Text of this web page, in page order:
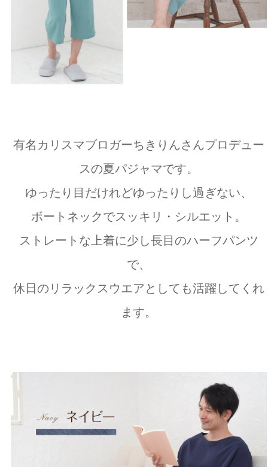
有名カリスマブロガーちきりんさんプロデュー
スの夏パジャマです。
ゆったり目だけれどゆったりし過ぎない、
ボートネックでスッキリ・シルエット。
ストレートな上着に少し長目のハーフパンツ
で、
休日のリラックスウエアとしても活躍してくれ
ます。